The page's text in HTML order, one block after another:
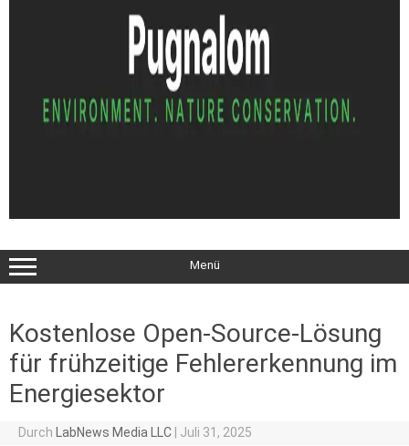
Menü
Kostenlose Open-Source-Lösung
für frühzeitige Fehlererkennung im
Energiesektor
Durch LabNews Media LLC Juli 31, 2025